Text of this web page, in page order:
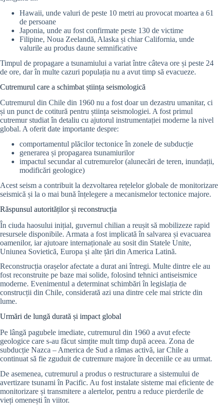
Hawaii, unde valuri de peste 10 metri au provocat moartea a 61
de persoane
Japonia, unde au fost confirmate peste 130 de victime
Filipine, Noua Zeelandă, Alaska și chiar California, unde
valurile au produs daune semnificative
Timpul de propagare a tsunamiului a variat între câteva ore și peste 24
de ore, dar în multe cazuri populația nu a avut timp să evacueze.
Cutremurul care a schimbat știința seismologică
Cutremurul din Chile din 1960 nu a fost doar un dezastru umanitar, ci
și un punct de cotitură pentru știința seismologiei. A fost primul
cutremur studiat în detaliu cu ajutorul instrumentației moderne la nivel
global. A oferit date importante despre:
comportamentul plăcilor tectonice în zonele de subducție
generarea și propagarea tsunamiurilor
impactul secundar al cutremurelor (alunecări de teren, inundații,
modificări geologice)
Acest seism a contribuit la dezvoltarea rețelelor globale de monitorizare
seismică și la o mai bună înțelegere a mecanismelor tectonice majore.
Răspunsul autorităților și reconstrucția
În ciuda haosului inițial, guvernul chilian a reușit să mobilizeze rapid
resursele disponibile. Armata a fost implicată în salvarea și evacuarea
oamenilor, iar ajutoare internaționale au sosit din Statele Unite,
Uniunea Sovietică, Europa și alte țări din America Latină.
Reconstrucția orașelor afectate a durat ani întregi. Multe dintre ele au
fost reconstruite pe baze mai solide, folosind tehnici antiseismice
moderne. Evenimentul a determinat schimbări în legislația de
construcții din Chile, considerată azi una dintre cele mai stricte din
lume.
Urmări de lungă durată și impact global
Pe lângă pagubele imediate, cutremurul din 1960 a avut efecte
geologice care s-au făcut simțite mult timp după aceea. Zona de
subducție Nazca – America de Sud a rămas activă, iar Chile a
continuat să fie zguduit de cutremure majore în deceniile ce au urmat.
De asemenea, cutremurul a produs o restructurare a sistemului de
avertizare tsunami în Pacific. Au fost instalate sisteme mai eficiente de
monitorizare și transmitere a alertelor, pentru a reduce pierderile de
vieți omenești în viitor.